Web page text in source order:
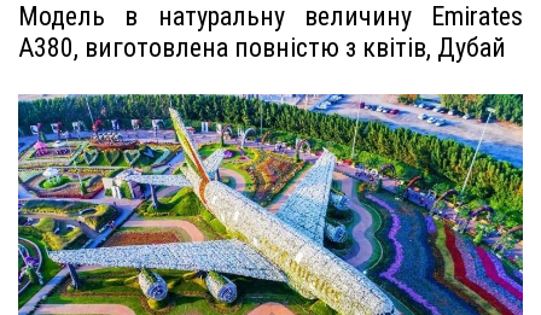
Модель в натуральну величину Emirates
A380, виготовлена ​​повністю з квітів, Дубай